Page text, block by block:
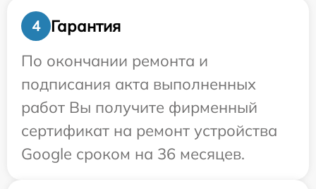
4
Гарантия
По окончании ремонта и
подписания акта выполненных
работ Вы получите фирменный
сертификат на ремонт устройства
Google сроком на 36 месяцев.